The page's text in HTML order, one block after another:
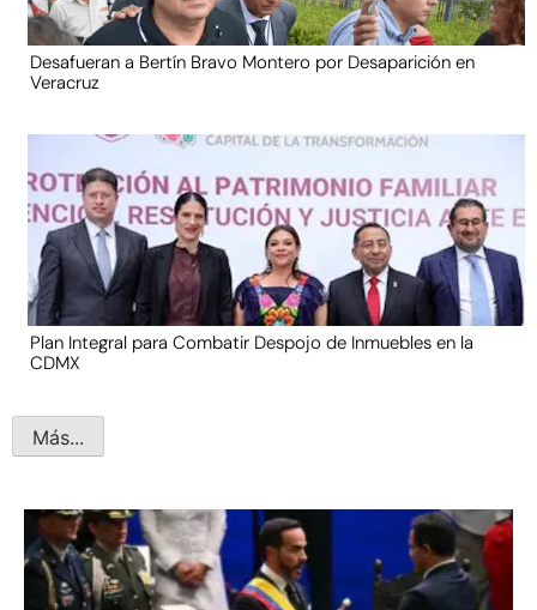
Desafueran a Bertín Bravo Montero por Desaparición en
Veracruz
Plan Integral para Combatir Despojo de Inmuebles en la
CDMX
Más...